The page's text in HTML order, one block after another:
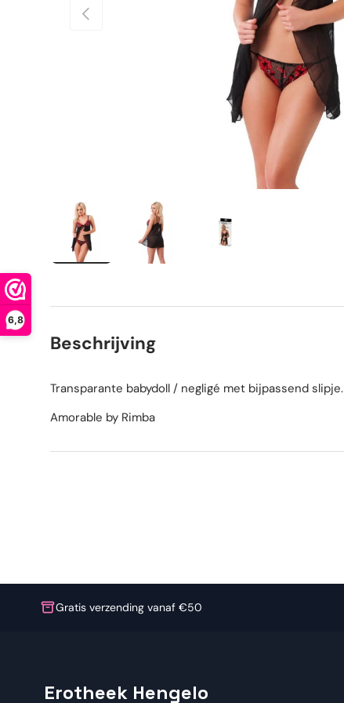
6,8
Vorige
Beschrijving
Transparante babydoll / negligé met bijpassend slipje.
Amorable by Rimba
Gratis verzending vanaf €50
Erotheek Hengelo